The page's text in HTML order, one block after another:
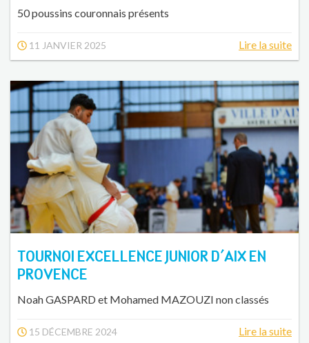
50 poussins couronnais présents
11 JANVIER 2025 Lire la suite
TOURNOI EXCELLENCE JUNIOR D'AIX EN
PROVENCE
Noah GASPARD et Mohamed MAZOUZI non classés
15 DÉCEMBRE 2024 Lire la suite